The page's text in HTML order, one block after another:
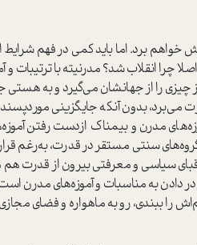
برد. اما باید کمی در فهم شرایط
چرا انقلاب شد؟ مدرنیته با ترتیبات و
چیزی را از جهانشان می‌گیرد و به
می‌برد، بدون آنکه جایگزینی
مدرن و بیمناک از‌دست‌رفتن
سنتی مستقر در قدرت، به‌رغم
سیاسی و معرفتی بیرون از قدرت
دادن به مناسبات و آموزه‌های مدرن
ببندی، رو به ماهواره و فضای مجازی